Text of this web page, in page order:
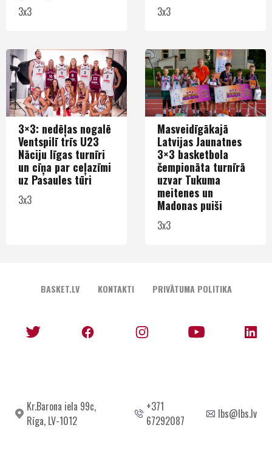
3x3 3x3
3×3: nedēļas nogalē
Ventspilī trīs U23
Nāciju līgas turnīri
un cīņa par ceļazīmi
uz Pasaules tūri
3x3
Masveidīgākajā
Latvijas Jaunatnes
3×3 basketbola
čempionāta turnīrā
uzvar Tukuma
meitenes un
Madonas puiši
3x3
BASKET.LV KONTAKTI PRIVĀTUMA POLITIKA
Kr.Barona iela 99c,
Rīga, LV-1012
+371
67292087
lbs@lbs.lv